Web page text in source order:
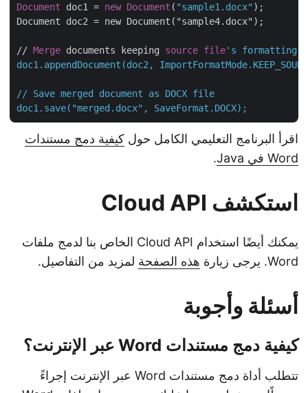
Document doc1 = new Document ("sample1.docx" );
Document doc2 = new Document("sample4.docx");
// Merge documents keeping source file's formatting
doc1.appendDocument(doc2,
// Save merged document as DOCX file
اقرأ البرنامج التعليمي الكامل حول كيفية دمج مستندات
Word في Java
.
استكشف Cloud API
يمكنك أيضًا استخدام Cloud API الخاص بنا لدمج ملفات
Word. يرجى زيارة
هذه الصفحةلمزيد من التفاصيل.
أسئلة وأجوبة
كيفية دمج مستندات Word عبر الإنترنت؟
تتطلب أداة دمج مستندات Word عبر الإنترنت إجراءً